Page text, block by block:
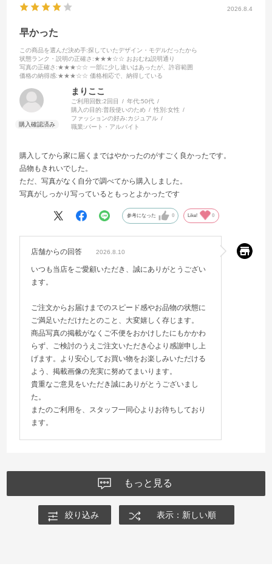
2026.8.4
早かった
この商品を選んだ決め手:探していたデザイン・モデルだったから
状態ランク・説明の正確さ :★★★☆☆ おおむね説明通り
写真の正確さ :★★★☆☆ 一部に少し違いはあったが、許容範囲
価格の納得感:★★★☆☆ 価格相応で、納得している
まりここ
ご利用回数:2回目 年代:50代
購入の目的:普段使いのため 性別:女性
ファッションの好み:カジュアル
職業:パート・アルバイト
購入してから家に届くまではやかったのがすごく良かったです。
品物もきれいでした。
ただ、写真がなく自分で調べてから購入しました。
写真がしっかり写っているともっとよかったです
参考になった 0 Like! 0
店舗からの回答 2026.8.10
いつも当店をご愛顧いただき、誠にありがとうござい
ます。
ご注文からお届けまでのスピード感やお品物の状態に
ご満足いただけたとのこと、大変嬉しく存じます。
商品写真の掲載がなくご不便をおかけしたにもかかわ
らず、ご検討のうえご注文いただき心より感謝申し上
げます。より安心してお買い物をお楽しみいただける
よう、掲載画像の充実に努めてまいります。
貴重なご意見をいただき誠にありがとうございまし
た。
またのご利用を、スタッフ一同心よりお待ちしており
ます。
もっと見る
絞り込み 表示：新しい順